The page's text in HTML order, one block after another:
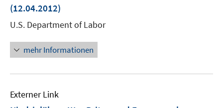
(12.04.2012)
U.S. Department of Labor
mehr Informationen
Externer Link